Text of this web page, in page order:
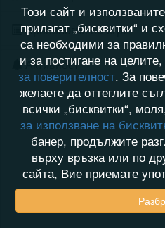
Хронология на игри
Активност
Този сайт и
прилагат „бисквитки“ и
са необходими за
и за постигане на
за поверителност. За
желаете да оттеглите
всички „бисквитки“,
за използване на
банер, продължите
върху връзка или по
сайта, Вие приемате